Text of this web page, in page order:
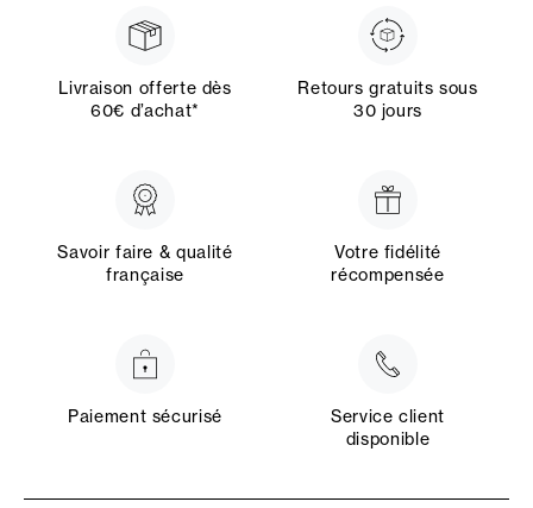
Livraison offerte dès
60€ d’achat*
Retours gratuits sous
30 jours
Savoir faire & qualité
française
Votre fidélité
récompensée
Paiement sécurisé
Service client
disponible